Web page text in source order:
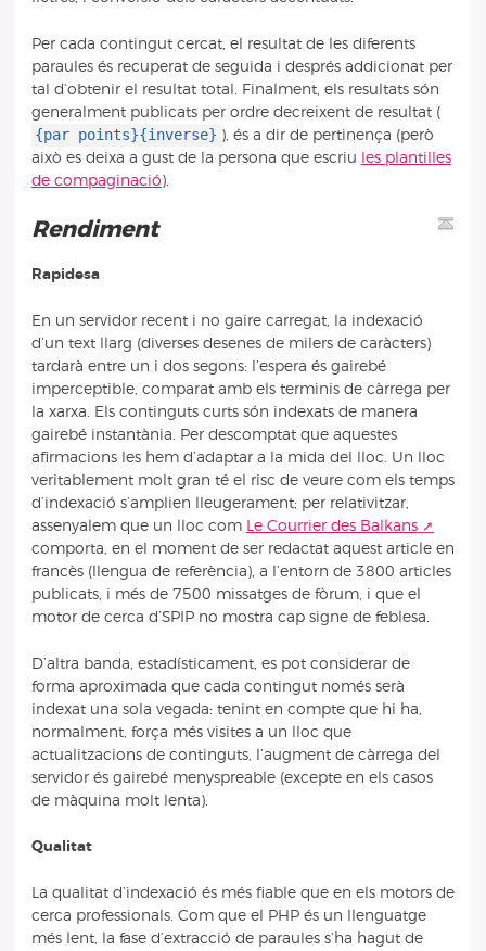
Per cada contingut cercat, el resultat de les diferents
paraules és recuperat de seguida i després addicionat per
tal d’obtenir el resultat total. Finalment, els resultats són
generalment publicats per ordre decreixent de resultat (
{par points}{inverse} ), és a dir de pertinença (però
això es deixa a gust de la persona que escriu les plantilles
de compaginació).
Rendiment
Rapidesa
En un servidor recent i no gaire carregat, la indexació
d’un text llarg (diverses desenes de milers de caràcters)
tardarà entre un i dos segons: l’espera és gairebé
imperceptible, comparat amb els terminis de càrrega per
la xarxa. Els continguts curts són indexats de manera
gairebé instantània. Per descomptat que aquestes
afirmacions les hem d’adaptar a la mida del lloc. Un lloc
veritablement molt gran té el risc de veure com els temps
d’indexació s’amplien lleugerament; per relativitzar,
assenyalem que un lloc com
Le Courrier des Balkans
comporta, en el moment de ser redactat aquest article en
francès (llengua de referència), a l’entorn de 3800 articles
publicats, i més de 7500 missatges de fòrum, i que el
motor de cerca d’SPIP no mostra cap signe de feblesa.
D’altra banda, estadísticament, es pot considerar de
forma aproximada que cada contingut només serà
indexat una sola vegada: tenint en compte que hi ha,
normalment, força més visites a un lloc que
actualitzacions de continguts, l’augment de càrrega del
servidor és gairebé menyspreable (excepte en els casos
de màquina molt lenta).
Qualitat
La qualitat d’indexació és més fiable que en els motors de
cerca professionals. Com que el PHP és un llenguatge
més lent, la fase d’extracció de paraules s’ha hagut de